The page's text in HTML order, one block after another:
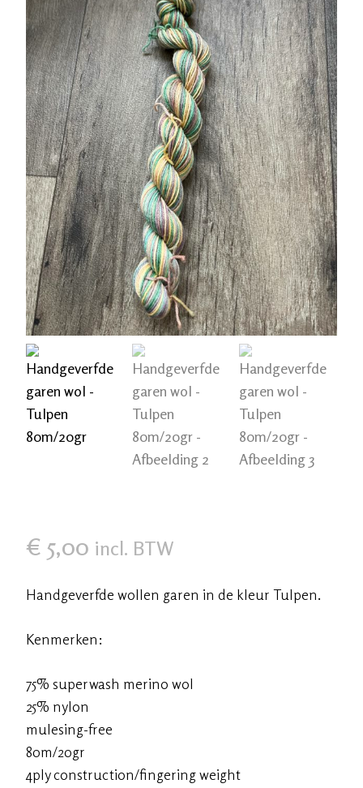
€ 5,00 incl. BTW
Handgeverfde wollen garen in de kleur Tulpen.
Kenmerken:
75% superwash merino wol
25% nylon
mulesing-free
80m/20gr
4ply construction/fingering weight